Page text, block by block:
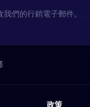
們的行銷電子郵件。.
政策